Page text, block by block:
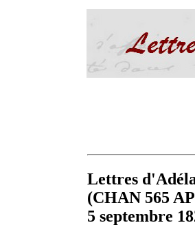
Lettres
(CHAN 565
5 septembre